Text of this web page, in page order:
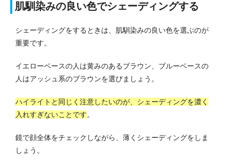
肌馴染みの良い色でシェーディングする
シェーディングをするときは、肌馴染みの良い色を選ぶのが
重要です。
イエローベースの人は黄みのあるブラウン、ブルーベースの
人はアッシュ系のブラウンを選びましょう。
ハイライトと同じく注意したいのが、シェーディングを濃く
入れすぎないことです。
鏡で顔全体をチェックしながら、薄くシェーディングをしま
しょう。